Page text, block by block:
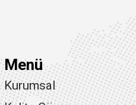
Menü
Kurumsal